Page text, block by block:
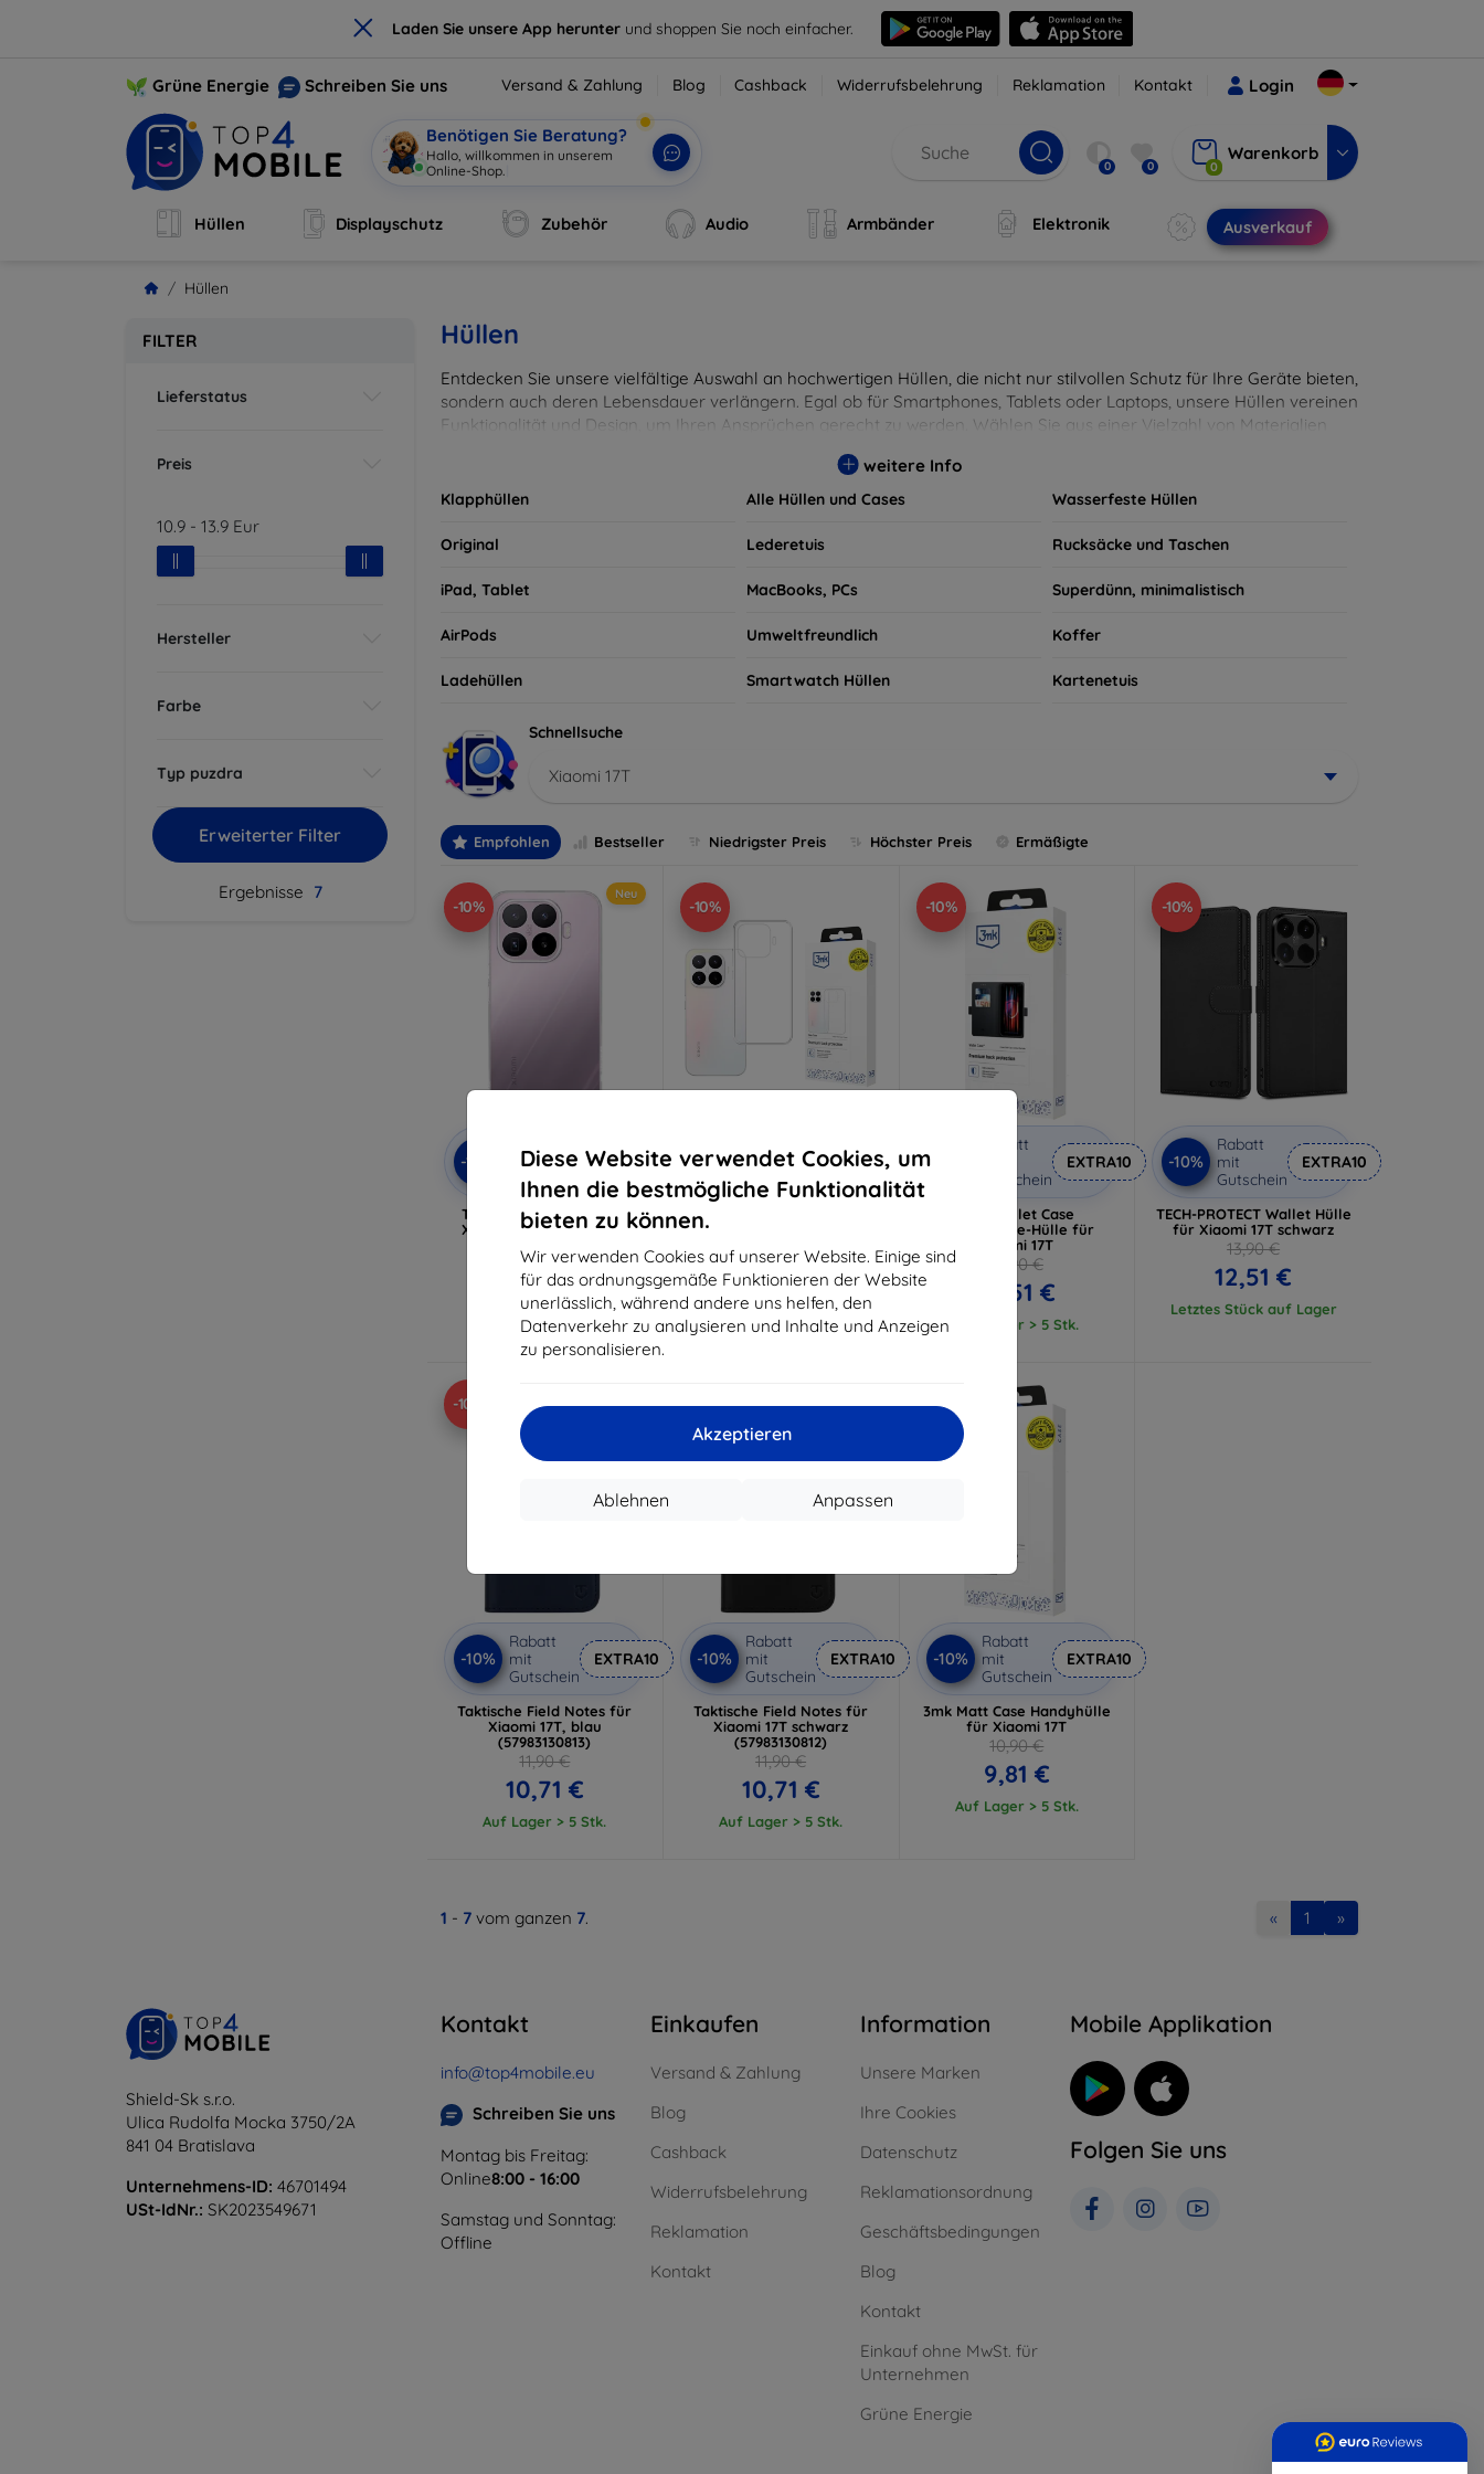
× Laden Sie unsere App herunter und shoppen Sie noch einfacher.
Diese Website verwendet Cookies, um
Ihnen die bestmögliche Funktionalität
bieten zu können.
Wir verwenden Cookies auf unserer Website. Einige sind
für das ordnungsgemäße Funktionieren der Website
unerlässlich, während andere uns helfen, den
Datenverkehr zu analysieren und Inhalte und Anzeigen
zu personalisieren.
Akzeptieren
Anpassen
Ablehnen
Grüne Energie Schreiben Sie uns Versand & Zahlung Blog Cashback Widerrufsbelehrung Reklamation Kontakt Login
Benötigen Sie Beratung?
Hallo, willkommen in unserem
Online-Shop.
0 0 0
Warenkorb
Hüllen Displayschutz Zubehör Audio Armbänder Elektronik Ausverkauf
Hüllen
FILTER
Lieferstatus
Preis
10.9 - 13.9 Eur
Hersteller
Farbe
Typ puzdra
Erweiterter Filter
Ergebnisse 7
Hüllen
Entdecken Sie unsere vielfältige Auswahl an hochwertigen Hüllen, die nicht nur stilvollen Schutz für Ihre Geräte bieten,
sondern auch deren Lebensdauer verlängern. Egal ob für Smartphones, Tablets oder Laptops, unsere Hüllen vereinen
Funktionalität und Design, um Ihren Ansprüchen gerecht zu werden. Wählen Sie aus einer Vielzahl von Materialien
weitere Info
Klapphüllen Alle Hüllen und Cases Wasserfeste Hüllen
Original Lederetuis Rucksäcke und Taschen
iPad, Tablet MacBooks, PCs Superdünn, minimalistisch
AirPods Umweltfreundlich Koffer
Ladehüllen Smartwatch Hüllen Kartenetuis
Schnellsuche
Xiaomi 17T
Empfohlen Bestseller Niedrigster Preis Höchster Preis Ermäßigte
-10%
Neu
-10%
mit
Gutschein
EXTRA10
Taktische TPU-Hülle für
Xiaomi 17T, transparent
10,90 €
9,81 €
Auf Lager > 5 Stk.
-10%
-10%
mit
Gutschein
EXTRA10
Smartphone-Hülle für
10,90 €
9,81 €
Extern Lager > 5 St
-10%
Rabatt
Gutschein
EXTRA10
3mk Wallet Case
Smartphone-Hülle für
Xiaomi 17T
13,90 €
12,51 €
Auf Lager > 5 Stk.
-10%
-10%
Rabatt
mit
Gutschein
EXTRA10
TECH-PROTECT Wallet Hülle
für Xiaomi 17T schwarz
13,90 €
12,51 €
Letztes Stück auf Lager
-10%
-10%
Rabatt
mit
Gutschein
EXTRA10
Taktische Field Notes für
Xiaomi 17T, blau
(57983130813)
11,90 €
10,71 €
Auf Lager > 5 Stk.
-10%
-10%
Rabatt
mit
Gutschein
EXTRA10
Taktische Field Notes für
Xiaomi 17T schwarz
(57983130812)
11,90 €
10,71 €
Auf Lager > 5 Stk.
-10%
-10%
Rabatt
mit
Gutschein
EXTRA10
3mk Matt Case Handyhülle
für Xiaomi 17T
10,90 €
9,81 €
Auf Lager > 5 Stk.
1 - 7 vom ganzen 7. « 1 »
Shield-Sk s.r.o.
Ulica Rudolfa Mocka 3750/2A
841 04 Bratislava
Unternehmens-ID: 46701494
USt-IdNr.: SK2023549671
Kontakt
info@top4mobile.eu
Schreiben Sie uns
Montag bis Freitag:
Online8:00 - 16:00
Samstag und Sonntag:
Offline
Einkaufen
Versand & Zahlung
Blog
Cashback
Widerrufsbelehrung
Reklamation
Kontakt
Information
Unsere Marken
Ihre Cookies
Datenschutz
Reklamationsordnung
Geschäftsbedingungen
Blog
Kontakt
Einkauf ohne MwSt. für
Unternehmen
Grüne Energie
Mobile Applikation
Folgen Sie uns